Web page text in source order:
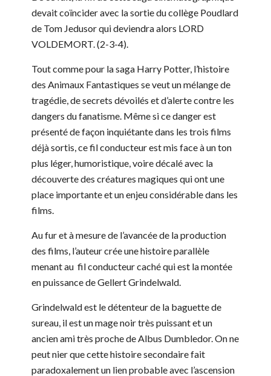
devait coïncider avec la sortie du collège Poudlard
de Tom Jedusor qui deviendra alors LORD
VOLDEMORT. (2-3-4).
Tout comme pour la saga Harry Potter, l’histoire
des Animaux Fantastiques se veut un mélange de
tragédie, de secrets dévoilés et d’alerte contre les
dangers du fanatisme. Même si ce danger est
présenté de façon inquiétante dans les trois films
déjà sortis, ce fil conducteur est mis face à un ton
plus léger, humoristique, voire décalé avec la
découverte des créatures magiques qui ont une
place importante et un enjeu considérable dans les
films.
Au fur et à mesure de l’avancée de la production
des films, l’auteur crée une histoire parallèle
menant au fil conducteur caché qui est la montée
en puissance de Gellert Grindelwald.
Grindelwald est le détenteur de la baguette de
sureau, il est un mage noir très puissant et un
ancien ami très proche de Albus Dumbledor. On ne
peut nier que cette histoire secondaire fait
paradoxalement un lien probable avec l’ascension